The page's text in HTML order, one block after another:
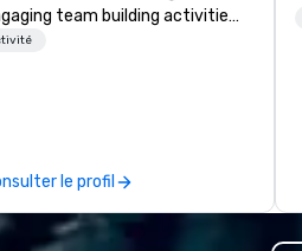
team building activities
just part of what we offer. Let
request through the day of
event, Impact 4 Good
all the details. Where are
le profil